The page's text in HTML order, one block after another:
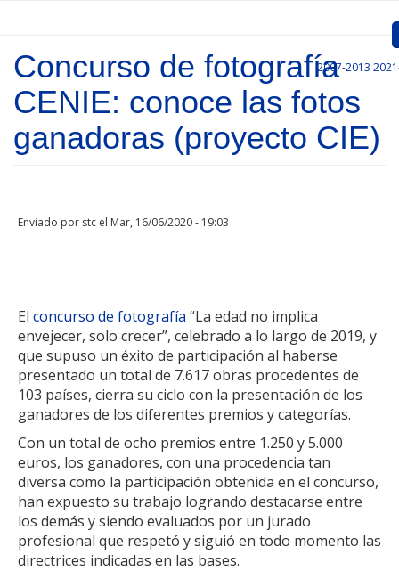
Inicio
Presentación
Comunicación
Gestión de Proyectos
Enlaces
2007-2013
Concurso de fotografía
CENIE: conoce las fotos
ganadoras (proyecto CIE)
Enviado por stc el Mar, 16/06/2020 - 19:03
El concurso de fotografía “La edad no implica
envejecer, solo crecer”, celebrado a lo largo de 2019, y
que supuso un éxito de participación al haberse
presentado un total de 7.617 obras procedentes de
103 países, cierra su ciclo con la presentación de los
ganadores de los diferentes premios y categorías.
Con un total de ocho premios entre 1.250 y 5.000
euros, los ganadores, con una procedencia tan
diversa como la participación obtenida en el concurso,
han expuesto su trabajo logrando destacarse entre
los demás y siendo evaluados por un jurado
profesional que respetó y siguió en todo momento las
directrices indicadas en las bases.